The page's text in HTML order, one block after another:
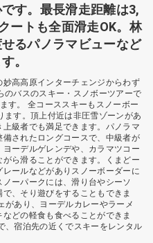
す。最長滑走距離は3,
ートも全面滑走OK。林
るパノラマビューなど
。
高高原インターチェンジからわず
バスのスキー・スノボーツアーで
す。 全コーススキーもスノーボー
ます。頂上付近は非圧雪ゾーンがあ
級者でも満足できます。パノラマ
されたロングコースで、中級者が
ーデルゲレンデや、カラマツコー
ら滑ることができます。くまどー
ールなどがありスノーボーダーに
ーパークには、滑り台やシーソ
、そり遊びをすることもできま
があり、ヨーデルカレーやラーメ
どの軽食も食べることができま
、宿泊先の近くでスキーをレンタル